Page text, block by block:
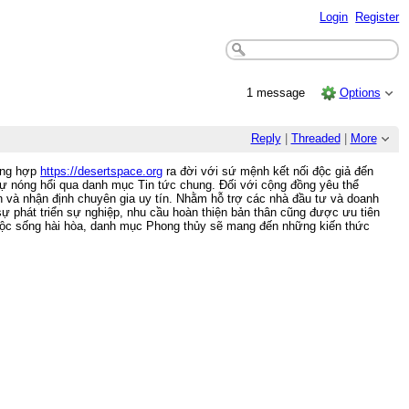
Login Register
1 message Options
Reply| Threaded More
hợp https://desertspace.org ra đời với sứ mệnh kết nối độc giả đến
nóng hổi qua danh mục Tin tức chung. Đối với cộng đồng yêu thể
nhận định chuyên gia uy tín. Nhằm hỗ trợ các nhà đầu tư và doanh
phát triển sự nghiệp, nhu cầu hoàn thiện bản thân cũng được ưu tiên
sống hài hòa, danh mục Phong thủy sẽ mang đến những kiến thức